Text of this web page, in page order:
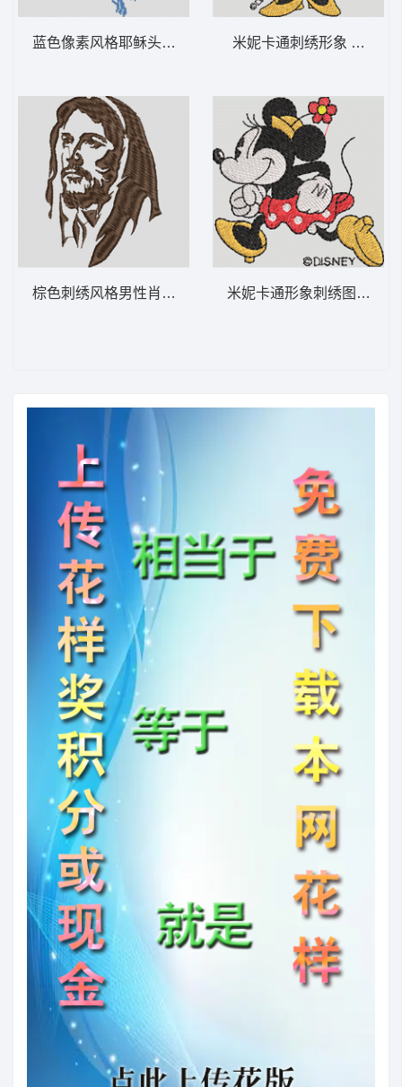
蓝色像素风格耶稣头像 耶稣 6-DST格式
棕色刺绣风格男性肖像 耶稣脸设计-DST格式
米妮卡通刺绣形象 米妮
米妮卡通形象刺绣图案 米